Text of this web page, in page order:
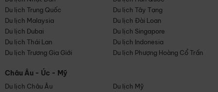
Du lịch Trung Quốc
Du lịch Tây Tạng
Du lịch Malaysia
Du lịch Đài Loan
Du lịch Dubai
Du lịch Singapore
Du lịch Thái Lan
Du lịch Indonesia
Du lịch Trương Gia Giới
Du lịch Phượng Hoàng Cổ Trấn
Châu Âu - Úc - Mỹ
Du lịch Châu Âu
Du lịch Mỹ